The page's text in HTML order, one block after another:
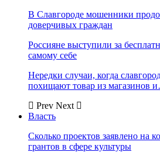
В Славгороде мошенники
доверчивых граждан
Россияне выступили за
самому себе
Нередки случаи, когда
похищают товар из магазинов
Prev Next
Власть
Сколько проектов заявлено на
грантов в сфере культуры